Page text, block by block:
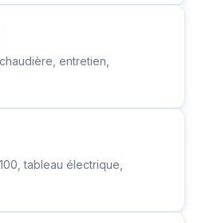
entretien,
tableau électrique,